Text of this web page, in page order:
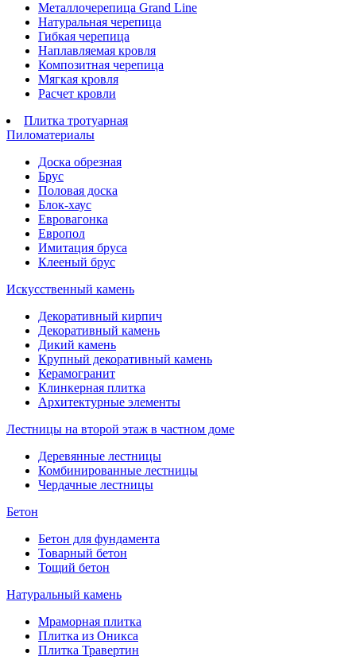
Металлочерепица Grand Line
Натуральная черепица
Гибкая черепица
Наплавляемая кровля
Композитная черепица
Мягкая кровля
Расчет кровли
Плитка тротуарная
Пиломатериалы
Доска обрезная
Брус
Половая доска
Блок-хаус
Евровагонка
Европол
Имитация бруса
Клееный брус
Искусственный камень
Декоративный кирпич
Декоративный камень
Дикий камень
Крупный декоративный камень
Керамогранит
Клинкерная плитка
Архитектурные элементы
Лестницы на второй этаж в частном доме
Деревянные лестницы
Комбинированные лестницы
Чердачные лестницы
Бетон
Бетон для фундамента
Товарный бетон
Тощий бетон
Натуральный камень
Мраморная плитка
Плитка из Оникса
Плитка Травертин